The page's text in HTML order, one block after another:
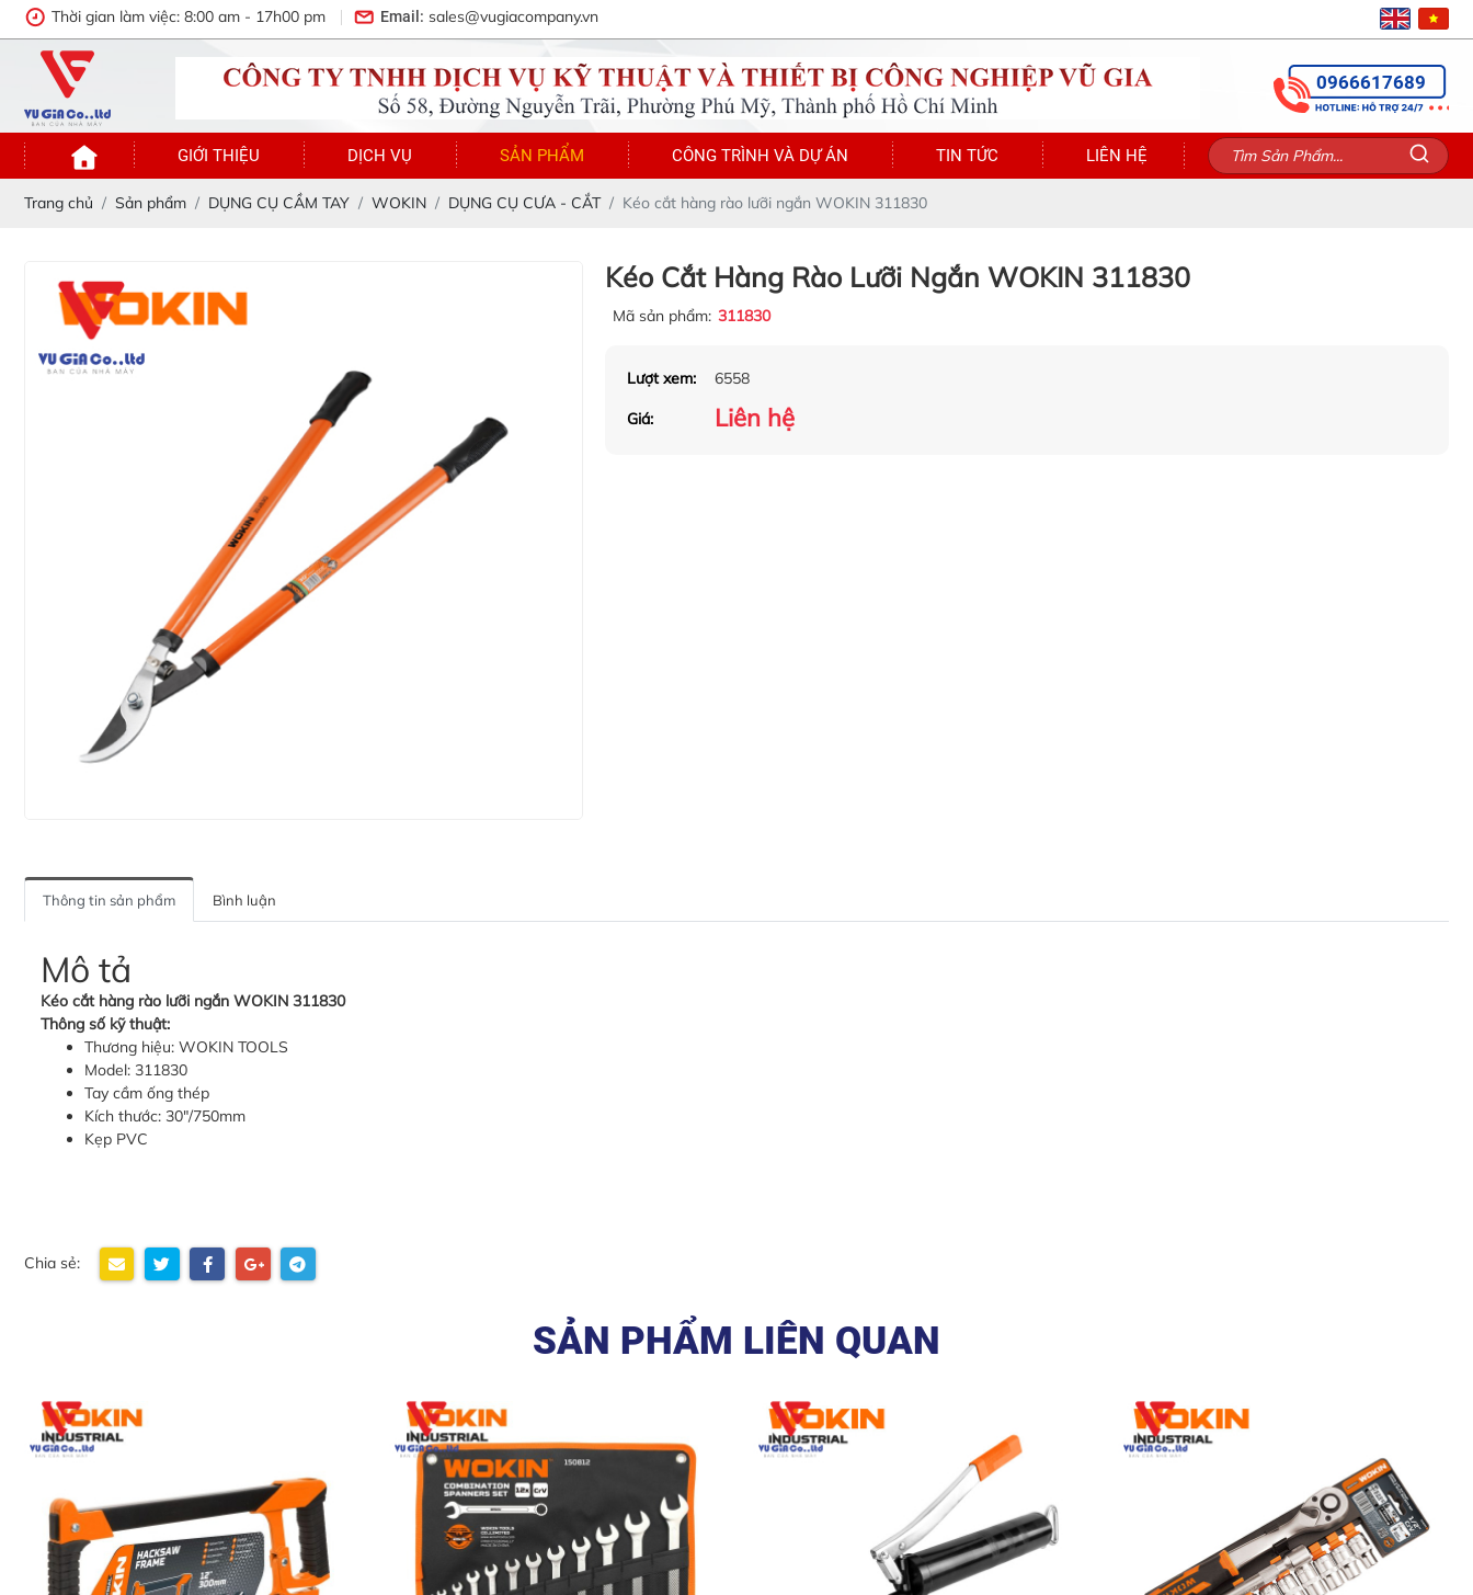
Thời gian làm việc: 8:00 am - 17h00 pm Email: sales@vugiacompany.vn
0966617689
GIỚI THIỆU DỊCH VỤ SẢN PHẨM CÔNG TRÌNH VÀ DỰ ÁN TIN TỨC LIÊN HỆ
Trang chủ Sản phẩm DỤNG CỤ CẦM TAY WOKIN DỤNG CỤ CƯA - CẮT Kéo cắt hàng rào lưỡi ngắn WOKIN 311830
Kéo Cắt Hàng Rào Lưỡi Ngắn WOKIN 311830
Mã sản phẩm: 311830
Lượt xem: 6558
Giá: Liên hệ
Thông tin sản phẩm Bình luận
Mô tả
Kéo cắt hàng rào lưỡi ngắn WOKIN 311830
Thông số kỹ thuật:
Thương hiệu: WOKIN TOOLS
Model: 311830
Tay cầm ống thép
Kích thước: 30″/750mm
Kẹp PVC
Chia sẻ:
SẢN PHẨM LIÊN QUAN